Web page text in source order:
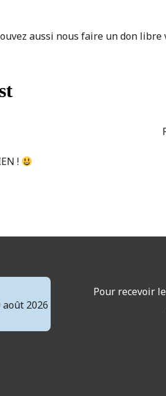
aussi nous faire un don libre
!
août 2026
Pour recevoir